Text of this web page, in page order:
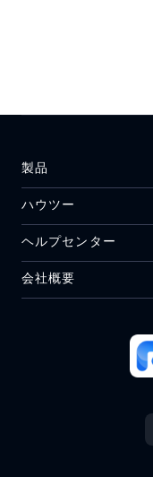
製品
ハウツー
ヘルプセンター
会社概要